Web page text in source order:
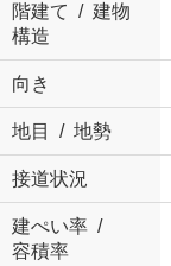
階建て / 建物
構造
向き
地目 / 地勢
接道状況
建ぺい率 /
容積率